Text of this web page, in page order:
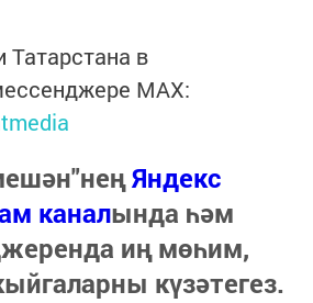
Татарстана в
MАХ:
Яндекс
каналында һәм
иң мөһим,
күзәтегез.